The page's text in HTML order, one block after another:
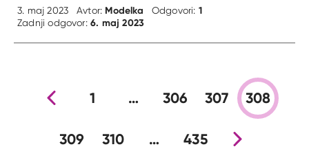
3. maj 2023 Avtor: Modelka Odgovori: 1
Zadnji odgovor:6. maj 2023
Prejšnja stran
1 … 306 307 308
309 310 … 435Nova stran